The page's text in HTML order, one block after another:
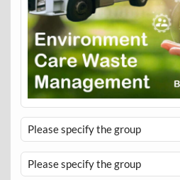
Please specify the group
Please specify the group